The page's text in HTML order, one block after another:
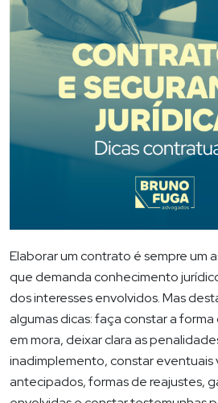
Elaborar um contrato é sempre um
que demanda conhecimento
dos interesses envolvidos. Mas
algumas dicas: faça constar a
em mora, deixar clara as
inadimplemento, constar eventuais
antecipados, formas de reajustes,